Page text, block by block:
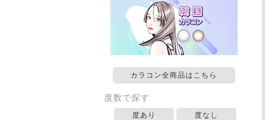
カラコン全商品はこちら
度数で探す
度あり 度なし